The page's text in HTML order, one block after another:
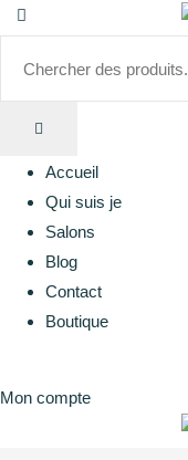
Accueil
Qui suis je
Salons
Blog
Contact
Boutique
Mon compte